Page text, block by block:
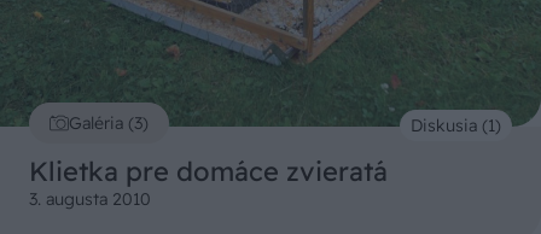
Galéria (3)
Klietka pre domáce zvieratá
3. augusta 2010
Diskusia (1)